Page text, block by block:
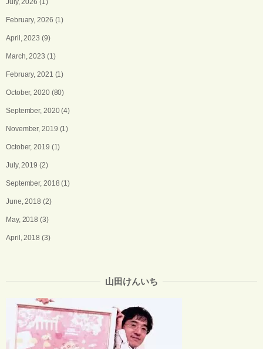
July, 2026 (1)
February, 2026 (1)
April, 2023 (9)
March, 2023 (1)
February, 2021 (1)
October, 2020(80)
September, 2020(4)
November, 2019 (1)
October, 2019 (1)
July, 2019 (2)
September, 2018 (1)
June, 2018 (2)
May, 2018 (3)
April, 2018 (3)
山田けんいち